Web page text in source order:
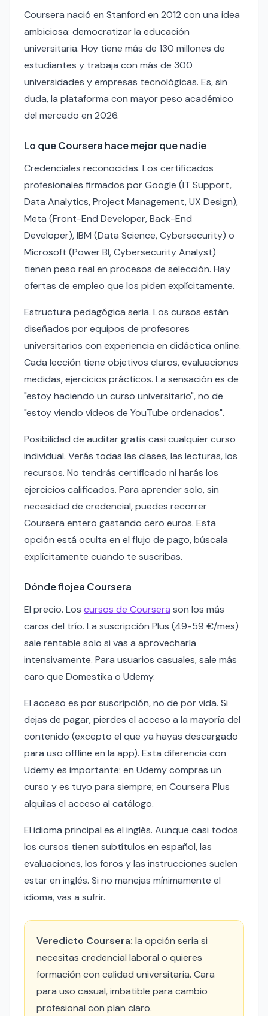
Coursera nació en Stanford en 2012 con una idea
ambiciosa: democratizar la educación
universitaria. Hoy tiene más de 130 millones de
estudiantes y trabaja con más de 300
universidades y empresas tecnológicas. Es, sin
duda, la plataforma con mayor peso académico
del mercado en 2026.
Lo que Coursera hace mejor que nadie
Credenciales reconocidas. Los certificados
profesionales firmados por Google (IT Support,
Data Analytics, Project Management, UX Design),
Meta (Front-End Developer, Back-End
Developer), IBM (Data Science, Cybersecurity) o
Microsoft (Power BI, Cybersecurity Analyst)
tienen peso real en procesos de selección. Hay
ofertas de empleo que los piden explícitamente.
Estructura pedagógica seria. Los cursos están
diseñados por equipos de profesores
universitarios con experiencia en didáctica online.
Cada lección tiene objetivos claros, evaluaciones
medidas, ejercicios prácticos. La sensación es de
"estoy haciendo un curso universitario", no de
"estoy viendo vídeos de YouTube ordenados".
Posibilidad de auditar gratis casi cualquier curso
individual. Verás todas las clases, las lecturas, los
recursos. No tendrás certificado ni harás los
ejercicios calificados. Para aprender solo, sin
necesidad de credencial, puedes recorrer
Coursera entero gastando cero euros. Esta
opción está oculta en el flujo de pago, búscala
explícitamente cuando te suscribas.
Dónde flojea Coursera
El precio. Los cursos de Coursera son los más
caros del trío. La suscripción Plus (49-59 €/mes)
sale rentable solo si vas a aprovecharla
intensivamente. Para usuarios casuales, sale más
caro que Domestika o Udemy.
El acceso es por suscripción, no de por vida. Si
dejas de pagar, pierdes el acceso a la mayoría del
contenido (excepto el que ya hayas descargado
para uso offline en la app). Esta diferencia con
Udemy es importante: en Udemy compras un
curso y es tuyo para siempre; en Coursera Plus
alquilas el acceso al catálogo.
El idioma principal es el inglés. Aunque casi todos
los cursos tienen subtítulos en español, las
evaluaciones, los foros y las instrucciones suelen
estar en inglés. Si no manejas mínimamente el
idioma, vas a sufrir.
Veredicto Coursera: la opción seria si
necesitas credencial laboral o quieres
formación con calidad universitaria. Cara
para uso casual, imbatible para cambio
profesional con plan claro.